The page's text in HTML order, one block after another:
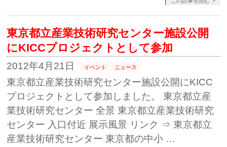
東京都立産業技術研究センター施設公開
にKICCプロジェクトとして参加
2012年4月21日 イベント ニュース
東京都立産業技術研究センター施設公開にKICC
プロジェクトとして参加しました。 東京都立産
業技術研究センター 全景 東京都立産業技術研究
センター 入口付近 展示風景 リンク ⇒ 東京都立
産業技術研究センター 東京都の中小 …